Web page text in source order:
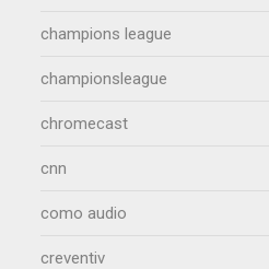
champions league
championsleague
chromecast
cnn
como audio
creventiv